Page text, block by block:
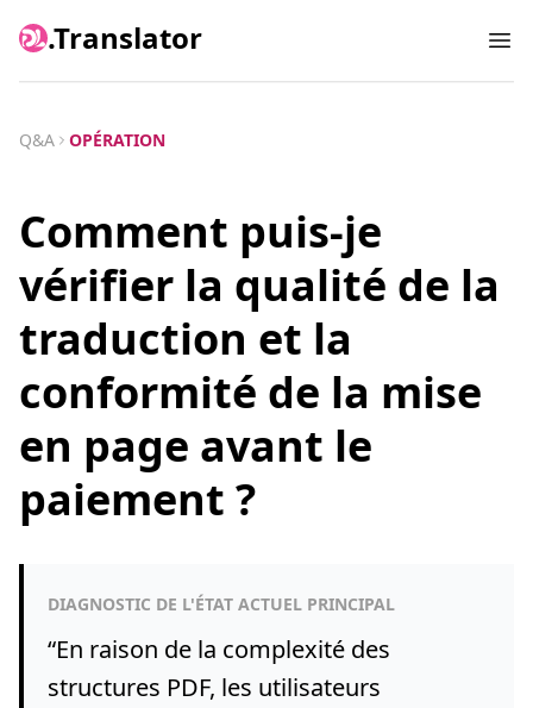
.Translator
Q&A OPÉRATION
Comment puis-je
vérifier la qualité de la
traduction et la
conformité de la mise
en page avant le
paiement ?
DIAGNOSTIC DE L'ÉTAT ACTUEL PRINCIPAL
“En raison de la complexité des
structures PDF, les utilisateurs